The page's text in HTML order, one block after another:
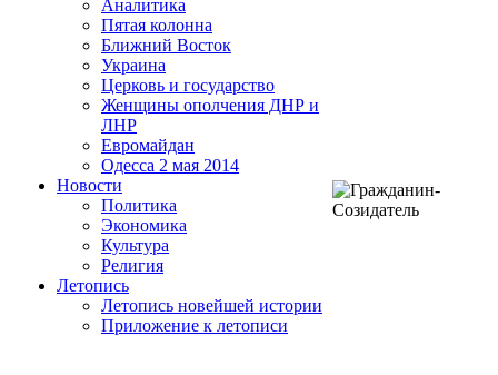
Аналитика
Пятая колонна
Ближний Восток
Украина
Церковь и государство
Женщины ополчения ДНР и
ЛНР
Евромайдан
Одесса 2 мая 2014
Новости
Политика
Экономика
Культура
Религия
Летопись
Летопись новейшей истории
Приложение к летописи